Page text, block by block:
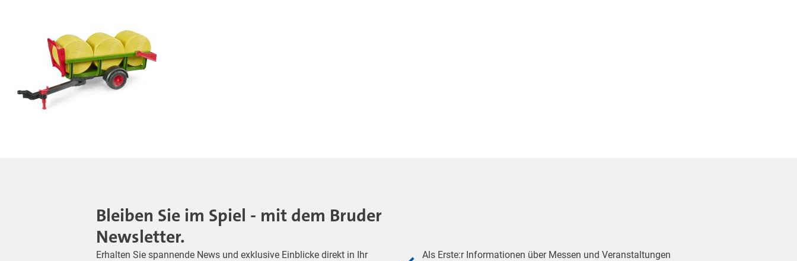
Bleiben Sie im Spiel - mit dem Bruder
Newsletter.
Erhalten Sie spannende News und exklusive Einblicke direkt in Ihr
Als Erste:r Informationen über Messen und Veranstaltungen